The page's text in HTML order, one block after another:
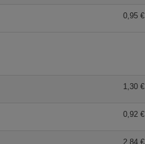
0,95 €
1,30 €
0,92 €
2,84 €